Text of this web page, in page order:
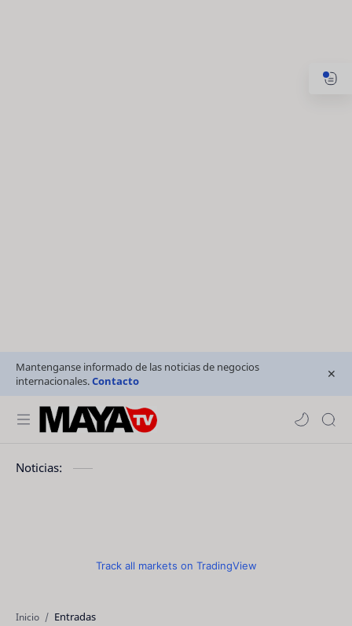
Mantenganse informado de las noticias de negocios
internacionales.Contacto
Noticias:
Track all markets on TradingView
Inicio Entradas